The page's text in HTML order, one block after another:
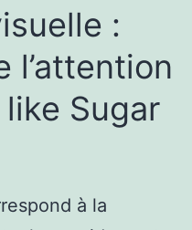
:
l’attention
Sugar
à la